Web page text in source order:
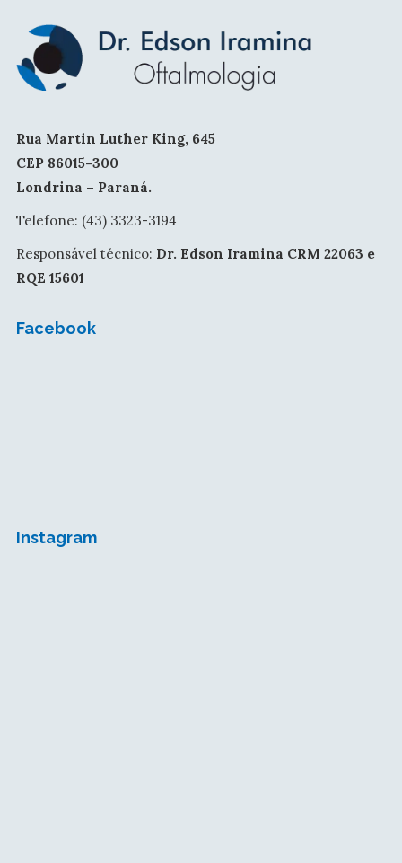
Rua Martin Luther King, 645
CEP 86015-300
Londrina – Paraná.
Telefone: (43) 3323-3194
Responsável técnico: Dr. Edson Iramina CRM 22063 e
RQE 15601
Facebook
Instagram